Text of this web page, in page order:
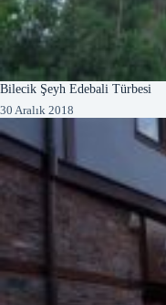
Bilecik Şeyh Edebali Türbesi
30 Aralık 2018